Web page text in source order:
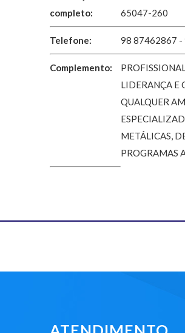
completo:
65047-260
Telefone: 98 87462867
Complemento:
LIDERANÇA E
QUALQUER
METÁLICAS,
PROGRAMAS